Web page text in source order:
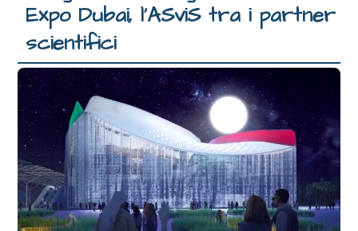
Expo Dubai, l’ASviS tra i partner
scientifici